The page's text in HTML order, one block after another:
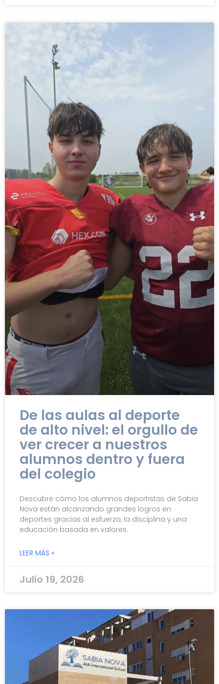
De las aulas al deporte
de alto nivel: el orgullo de
ver crecer a nuestros
alumnos dentro y fuera
del colegio
Descubre cómo los alumnos deportistas de Sabia
Nova están alcanzando grandes logros en
deportes gracias al esfuerzo, la disciplina y una
educación basada en valores.
LEER MÁS »
Julio 19, 2026